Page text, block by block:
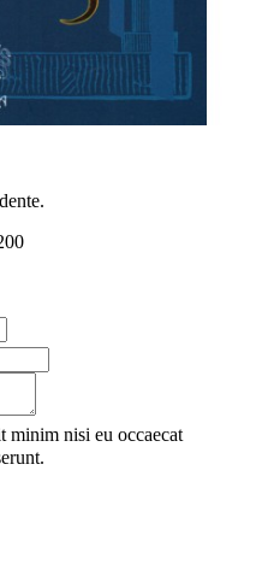
minim nisi eu occaecat